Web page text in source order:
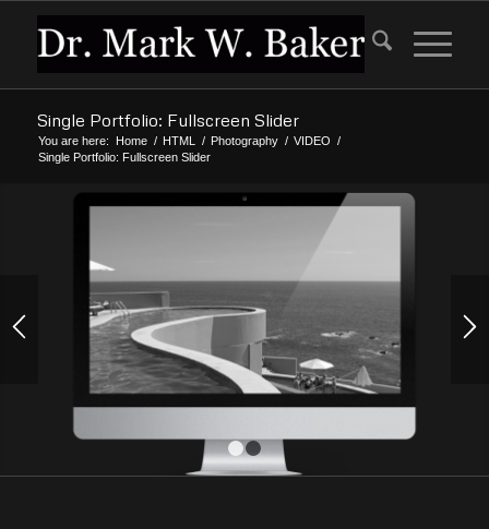
Single Portfolio: Fullscreen Slider
You are here: Home / HTML / Photography / VIDEO /
Single Portfolio: Fullscreen Slider